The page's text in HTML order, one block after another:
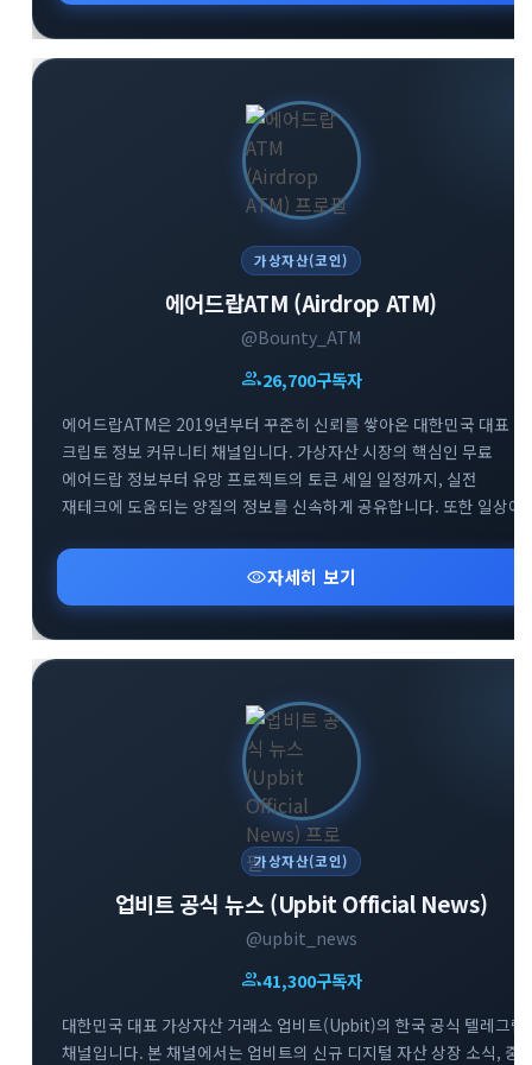
변화하는 미래 기술과 금융 시장의 흐름을 가장 먼저 파악하고
성공적인 투자 전략을 수립해 보세요.
가상자산(코인)
에어드랍ATM (Airdrop ATM)
@Bounty_ATM
group26,700구독자
에어드랍ATM은 2019년부터 꾸준히 신뢰를 쌓아온 대한민국 대표
크립토 정보 커뮤니티 채널입니다. 가상자산 시장의 핵심인 무료
에어드랍 정보부터 유망 프로젝트의 토큰 세일 일정까지, 실전
재테크에 도움되는 양질의 정보를 신속하게 공유합니다. 또한 일상에
소개해 드립니다. 합리적이고 현명한 크립토 투자를 시작하고 싶다면
visibility자세히 보기
가상자산(코인)
업비트 공식 뉴스 (Upbit Official News)
@upbit_news
group41,300구독자
대한민국 대표 가상자산 거래소 업비트(Upbit)의 한국 공식 텔레그램
채널입니다. 본 채널에서는 업비트의 신규 디지털 자산 상장 소식, 중